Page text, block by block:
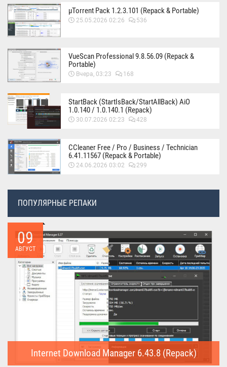
µTorrent Pack 1.2.3.101 (Repack & Portable)
25.05.2026 02:26 536
VueScan Professional 9.8.56.09 (Repack &
Portable)
Вчера, 03:23 168
StartBack (StartIsBack/StartAllBack) AiO
1.0.140 / 1.0.140.1 (Repack)
30.07.2026 02:23 428
CCleaner Free / Pro / Business / Technician
6.41.11567 (Repack & Portable)
24.06.2026 03:02 299
ПОПУЛЯРНЫЕ РЕПАКИ
09
АВГУСТ
Internet Download Manager 6.43.8 (Repack)